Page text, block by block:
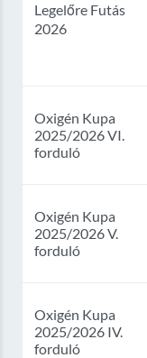
Legelőre Futás
2026
Oxigén Kupa
2025/2026 VI.
forduló
Oxigén Kupa
2025/2026 V.
forduló
Oxigén Kupa
2025/2026 IV.
forduló